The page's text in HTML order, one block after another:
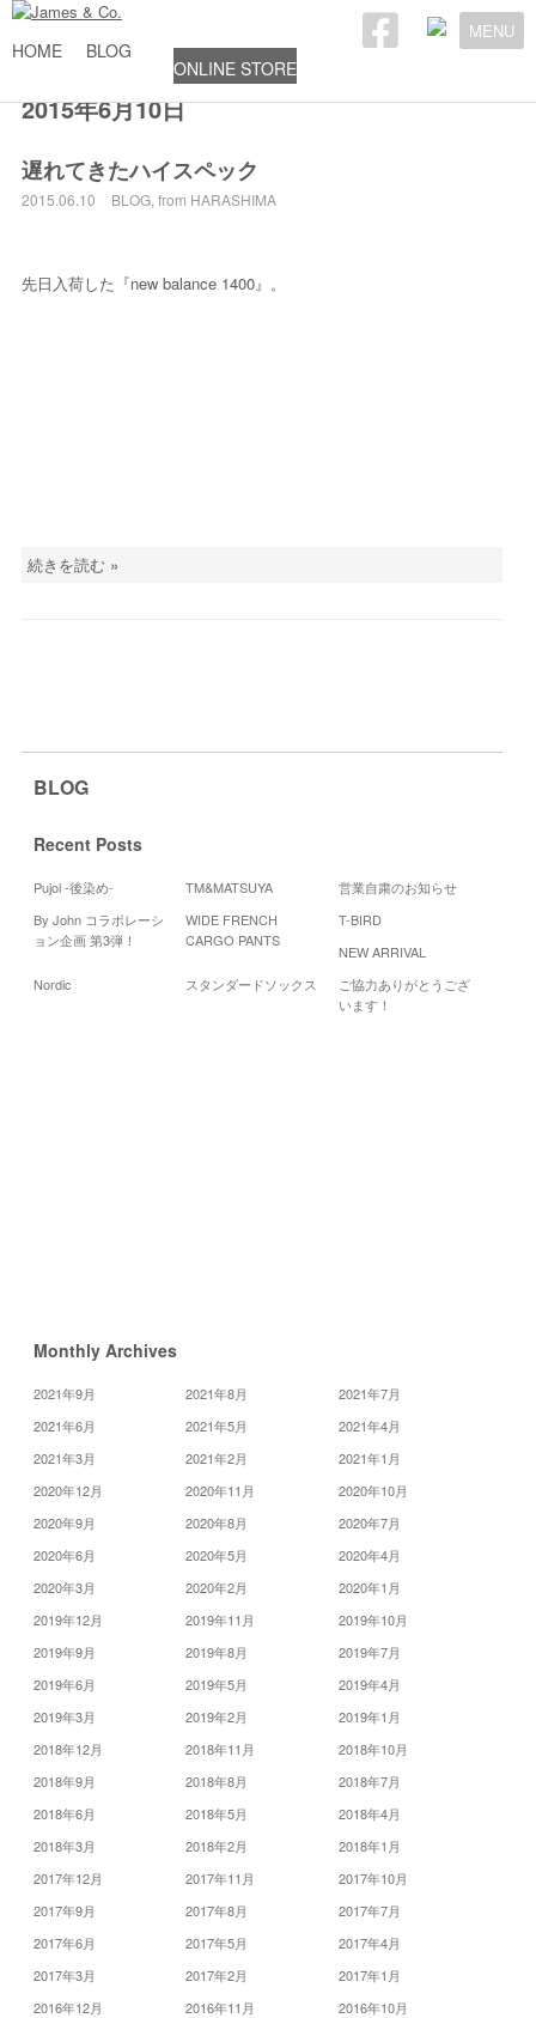
MENU
HOME BLOG
ONLINE STORE
2015年6月10日
遅れてきたハイスペック
2015.06.10 BLOG, from HARASHIMA
先日入荷した『new balance 1400』。
続きを読む »
BLOG
Recent Posts
Pujol -後染め- TM&MATSUYA
営業自粛のお知らせ
By John コラボレーシ
ョン企画 第3弾！
WIDE FRENCH
CARGO PANTS
T-BIRD
NEW ARRIVAL
Nordic
スタンダードソックス
ご協力ありがとうござ
います！
Monthly Archives
2021年9月 2021年8月
2021年7月
2021年6月
2021年5月
2021年4月
2021年3月
2021年2月
2021年1月
2020年12月
2020年11月
2020年10月
2020年9月
2020年8月
2020年7月
2020年6月
2020年5月
2020年4月
2020年3月
2020年2月
2020年1月
2019年12月
2019年11月
2019年10月
2019年9月
2019年8月
2019年7月
2019年6月
2019年5月
2019年4月
2019年3月
2019年2月
2019年1月
2018年12月
2018年11月
2018年10月
2018年9月
2018年8月
2018年7月
2018年6月
2018年5月
2018年4月
2018年3月
2018年2月
2018年1月
2017年12月
2017年11月
2017年10月
2017年9月
2017年8月
2017年7月
2017年6月
2017年5月
2017年4月
2017年3月
2017年2月
2017年1月
2016年12月
2016年11月
2016年10月